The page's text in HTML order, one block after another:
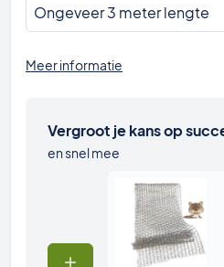
Ongeveer 3 meter lengte
Meer informatie
Vergroot je kans op
en snel mee